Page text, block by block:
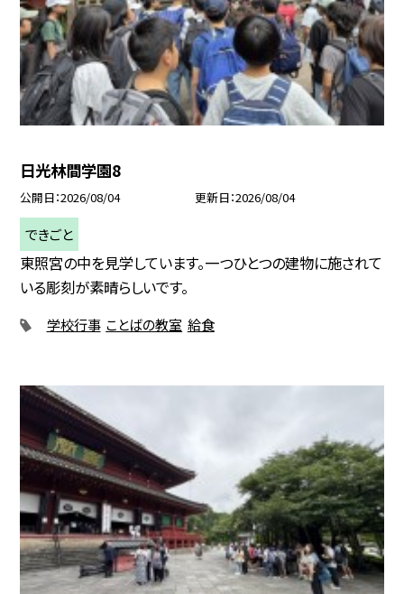
日光林間学園8
公開日 2026/08/04 更新日 2026/08/04
できごと
東照宮の中を見学しています。一つひとつの建物に施されて
いる彫刻が素晴らしいです。
学校行事 ことばの教室 給食